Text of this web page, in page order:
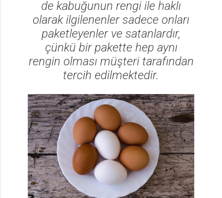
de kabuğunun rengi ile haklı
olarak ilgilenenler sadece onları
paketleyenler ve satanlardır,
çünkü bir pakette hep aynı
rengin olması müşteri tarafından
tercih edilmektedir.